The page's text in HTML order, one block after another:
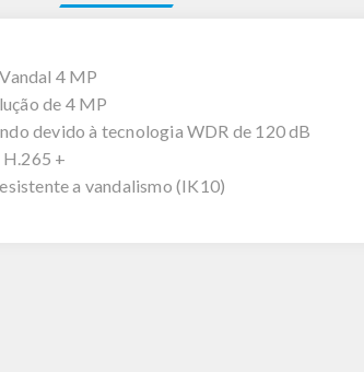
4 MP
de 4 MP
devido à tecnologia WDR de 120 dB
+
a vandalismo (IK10)